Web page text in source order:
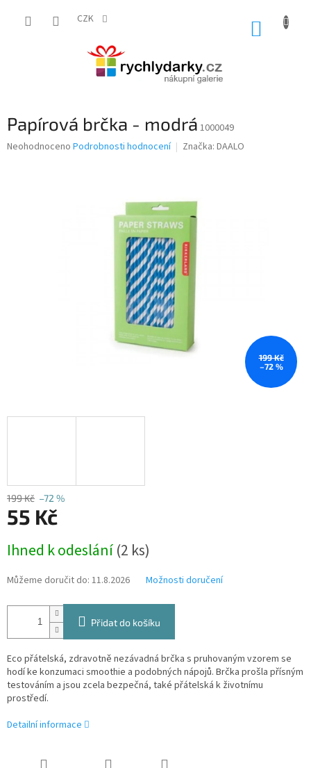
CZK
Papírová brčka - modrá 1000049
Průměrné
Neohodnoceno Podrobnosti hodnocení Značka: DAALO
199 Kč
–72 %
199 Kč –72 %
55 Kč
cena:
Ihned k odeslání(2 ks)
Můžeme doručit do: 11.8.2026 Možnosti doručení
Přidat do košíku
Eco přátelská, zdravotně nezávadná brčka s pruhovaným vzorem se
hodí ke konzumaci smoothie a podobných nápojů. Brčka prošla přísným
testováním a jsou zcela bezpečná, také přátelská k životnímu
prostředí.
Detailní informace